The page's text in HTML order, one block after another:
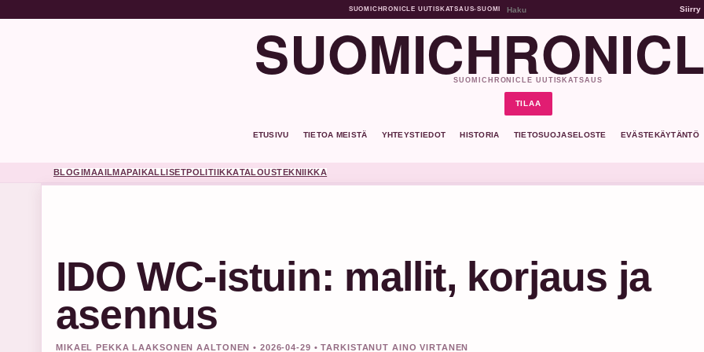
SUOMICHRONICLE UUTISKATSAUS•SUOMI Siirry
SUOMICHRONICLE UUTISKATSAUS
TILAA
ETUSIVU TIETOA MEISTÄ YHTEYSTIEDOT HISTORIA TIETOSUOJASELOSTE EVÄSTEKÄYTÄNTÖ
BLOGIMAAILMAPAIKALLISETPOLITIIKKATALOUSTEKNIIKKA
IDO WC-istuin: mallit, korjaus ja
asennus
MIKAEL PEKKA LAAKSONEN AALTONEN • 2026-04-29 • TARKISTANUT AINO VIRTANEN